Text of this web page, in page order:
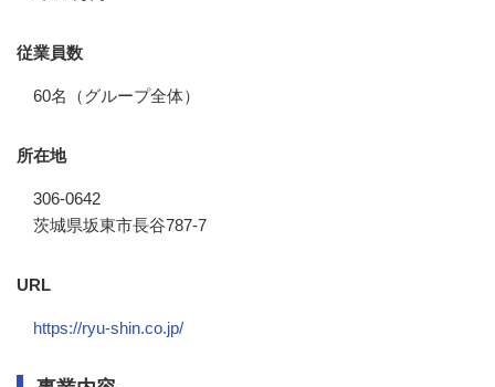
従業員数
60名（グループ全体）
所在地
306-0642
茨城県坂東市長谷787-7
URL
https://ryu-shin.co.jp/